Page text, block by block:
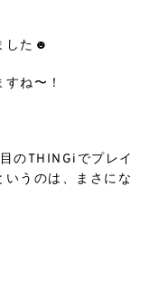
した☻︎
ね〜！
のTHINGiでプレイ
うのは、まさにな